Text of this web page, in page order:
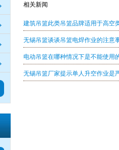
相关新闻
建筑吊篮此类吊篮品牌适用于高空
无锡吊篮谈谈吊篮电焊作业的注意
电动吊篮在哪种情况下是不能使用
无锡吊篮厂家提示单人升空作业是